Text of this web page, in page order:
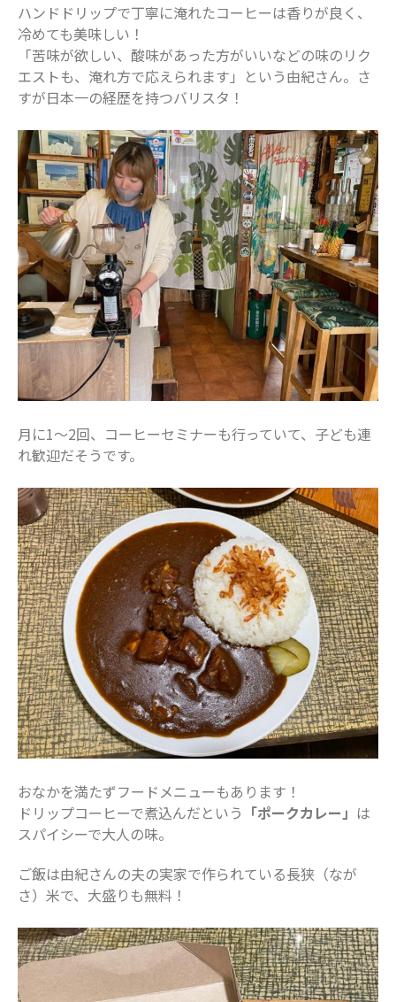
ハンドドリップで丁寧に淹れたコーヒーは香りが良く、
冷めても美味しい！
「苦味が欲しい、酸味があった方がいいなどの味のリク
エストも、淹れ方で応えられます」という由紀さん。さ
すが日本一の経歴を持つバリスタ！
月に1〜2回、コーヒーセミナーも行っていて、子ども連
れ歓迎だそうです。
おなかを満たずフードメニューもあります！
ドリップコーヒーで煮込んだという 「ポークカレー」 は
スパイシーで大人の味。
ご飯は由紀さんの夫の実家で作られている長狭（なが
さ）米で、大盛りも無料！